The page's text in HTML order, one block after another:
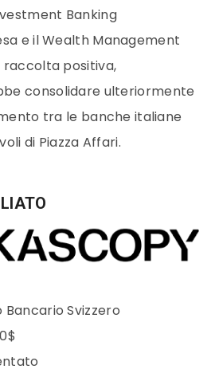
Banking
e il Wealth Management
positiva,
consolidare ulteriormente
tra le banche italiane
di Piazza Affari.
Svizzero